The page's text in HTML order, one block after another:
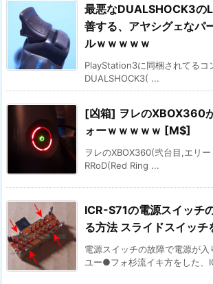
最悪なDUALSHOCK3の
善する、アヤシグェなパ
ルｗｗｗｗｗ
PlayStation3に同梱されてるコ
DUALSHOCK3( ...
[凶箱] ヲレのXBOX360
ォーｗｗｗｗｗ [M$]
ヲレのXBOX360(弐台目,エリー
RRoD(Red Ring ...
ICR-S71の電源スイッチ
る方法 スライドスイッチ
電源スイッチの故障で電源が入
ユー●フォ杉流イキ方をした、